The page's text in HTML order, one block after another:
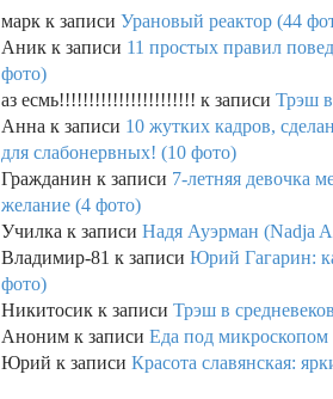
марк к записи Урановый реактор (44
Аник к записи 11 простых правил
фото)
аз есмь!!!!!!!!!!!!!!!!!!!!!!! к записи Трэш в
Анна к записи 10 жутких кадров,
для слабонервных! (10 фото)
Гражданин к записи 7-летняя девочка
желание (4 фото)
Училка к записи Надя Ауэрман (Nadja
Владимир-81 к записи Юрий Гагарин:
фото)
Никитосик к записи Трэш в
Аноним к записи Еда под микроскопом
Юрий к записи Красота славянская: